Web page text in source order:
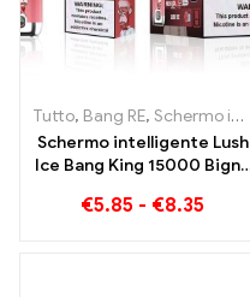
Tutto, Bang RE, Schermo intelligente Bang King 15000 Soffio
Schermo intelligente Lush
Ice Bang King 15000 Bignè
perfettamente bilanciata
€5.85 - €8.35